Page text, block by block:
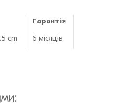
cm
Гарантія
6 місяців